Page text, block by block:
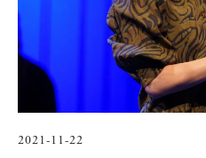
2021-11-22